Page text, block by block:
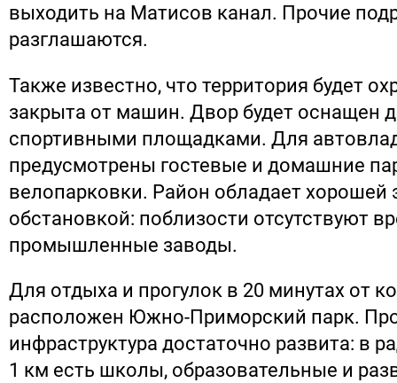
выходить на Матисов канал. Прочие
разглашаются.
Также известно, что территория будет
закрыта от машин. Двор будет оснащен
спортивными площадками. Для
предусмотрены гостевые и домашние
велопарковки. Район обладает хорошей
обстановкой: поблизости отсутствуют
промышленные заводы.
Для отдыха и прогулок в 20 минутах от
расположен Южно-Приморский парк.
инфраструктура достаточно развита: в
1 км есть школы, образовательные и